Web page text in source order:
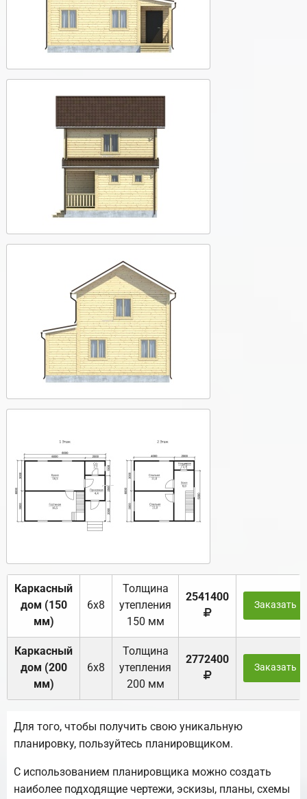
Каркасный
дом (150
мм)
6х8
Толщина
утепления
150 мм
2541400
Заказать
Каркасный
дом (200
мм)
6х8
Толщина
утепления
200 мм
2772400
Заказать
Для того, чтобы получить свою уникальную
планировку, пользуйтесь планировщиком.
С использованием планировщика можно создать
наиболее подходящие чертежи, эскизы, планы, схемы